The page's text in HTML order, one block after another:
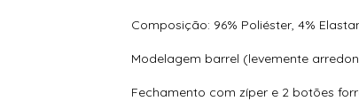
Composição: 96% Poliéster, 4%
Modelagem barrel (levemente
Fechamento com zíper e 2 botões